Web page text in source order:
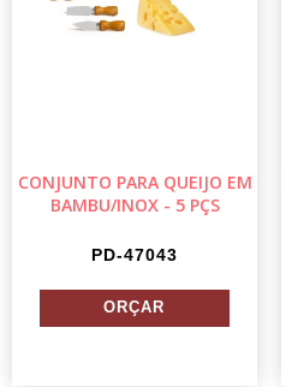
CONJUNTO PARA QUEIJO EM
BAMBU/INOX - 5 PÇS
PD-47043